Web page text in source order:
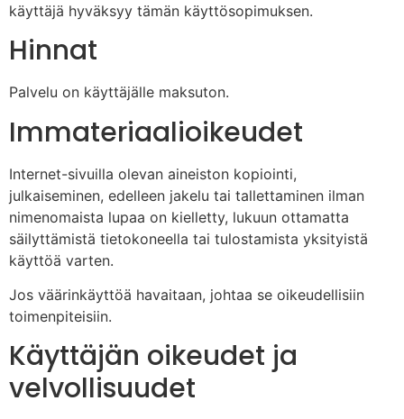
käyttäjä hyväksyy tämän käyttösopimuksen.
Hinnat
Palvelu on käyttäjälle maksuton.
Immateriaalioikeudet
Internet-sivuilla olevan aineiston kopiointi,
julkaiseminen, edelleen jakelu tai tallettaminen ilman
nimenomaista lupaa on kielletty, lukuun ottamatta
säilyttämistä tietokoneella tai tulostamista yksityistä
käyttöä varten.
Jos väärinkäyttöä havaitaan, johtaa se oikeudellisiin
toimenpiteisiin.
Käyttäjän oikeudet ja
velvollisuudet